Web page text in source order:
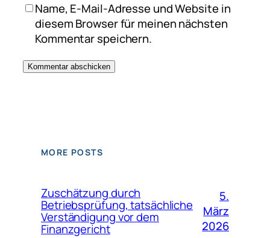
Name, E-Mail-Adresse und Website in
diesem Browser für meinen nächsten
Kommentar speichern.
MORE POSTS
Zuschätzung durch
Betriebsprüfung, tatsächliche
Verständigung vor dem
Finanzgericht
5.
März
2026